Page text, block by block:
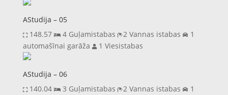
AStudija – 05
148.57
4 Guļamistabas 2 Vannas istabas 1
automašīnai garāža
1 Viesistabas
AStudija – 06
140.04
3 Guļamistabas 2 Vannas istabas 1